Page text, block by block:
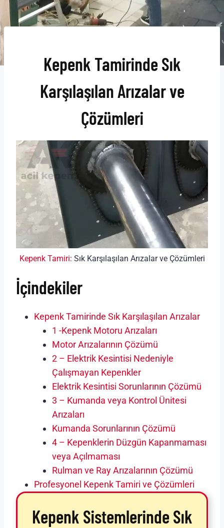
Kepenk Tamirinde Sık
Karşılaşılan Arızalar ve
Çözümleri
Kepenk Tamiri: Sık Karşılaşılan Arızalar ve Çözümleri
İçindekiler
Kepenk Tamirinde Sık Karşılaşılan Arızalar
1 -Kepenk Motoru Arızaları
Motor Arızalarının Çözümü
2 – Elektrik Kesintisi Nedeniyle
Çalışmayan Kepenkler
Elektrik Kesintisi Sorunlarının Çözümü
3 – Kumanda veya Kontrol Ünitesi
Arızaları
Kumanda Sorunlarının Çözümü
4 – Kepenklerin Düzgün Kapanmaması
veya Açılmaması
Rulman ve Ray Arızalarının Çözümü
Profesyonel Kepenk Tamiri ve Çözümleri
Kepenk Sistemlerinde Sık